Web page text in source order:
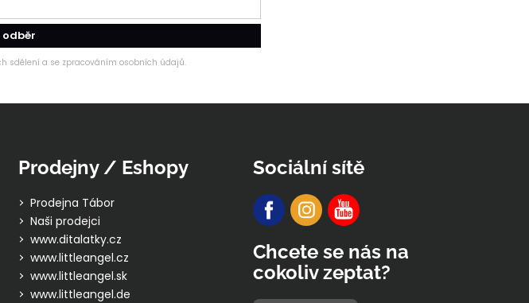
sdělení a se zpracováním osobních údajů.
Prodejny / Eshopy
Prodejna Tábor
Naši prodejci
www.ditalatky.cz
www.littleangel.cz
www.littleangel.sk
www.littleangel.de
Sociální sítě
Chcete se nás na
cokoliv zeptat?